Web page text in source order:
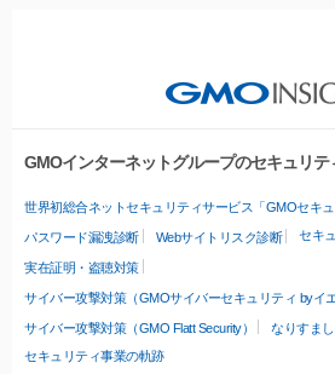
GMOインターネットグループのセキュリテ
世界初総合ネットセキュリティサービス「GMOセキュ
パスワード漏洩診断 Webサイトリスク診断 セキ
実在証明・盗聴対策
サイバー攻撃対策（GMOサイバーセキュリティ byイエ
サイバー攻撃対策（GMO Flatt Security）
なりすま
セキュリティ事業の軌跡